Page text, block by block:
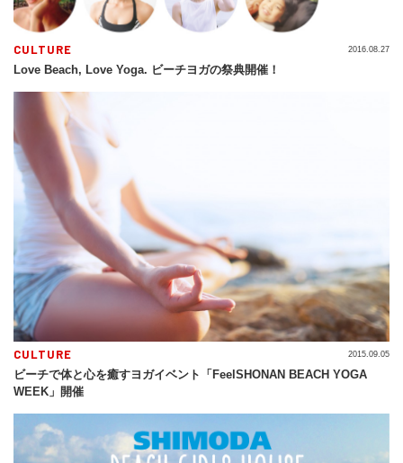
CULTURE
Love Beach, Love Yoga. ビーチヨガの祭典開催！
2016.08.27
CULTURE
ビーチで体と心を癒すヨガイベント「FeelSHONAN BEACH YOGA
WEEK」開催
2015.09.05